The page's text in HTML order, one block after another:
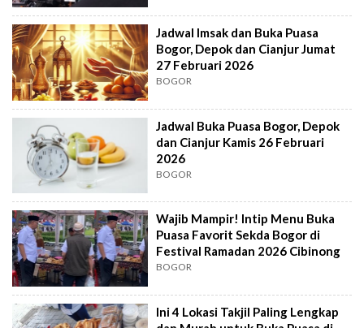
Jadwal Imsak dan Buka Puasa
Bogor, Depok dan Cianjur Jumat
27 Februari 2026
BOGOR
Jadwal Buka Puasa Bogor, Depok
dan Cianjur Kamis 26 Februari
2026
BOGOR
Wajib Mampir! Intip Menu Buka
Puasa Favorit Sekda Bogor di
Festival Ramadan 2026 Cibinong
BOGOR
Ini 4 Lokasi Takjil Paling Lengkap